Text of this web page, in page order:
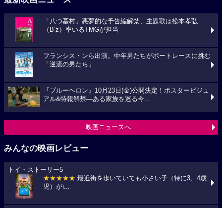
「八つ墓村」悪夢的な予告編解禁、主題歌は松本孝弘
（B’z）率いるTMGが担当
フランシス・ンら出演。中年男たちがボートレースに挑む
「逆流の男たち」
『ブルーヘロン』10月23日(金)公開決定！ポスタービジュ
アル&特報解禁―ある家族を巡る今...
映画ニュースへ
みんなの映画レビュー
トイ・ストーリー5
★★★★★ 最近街を歩いていても小さい子（特に3、4歳
児）がi...